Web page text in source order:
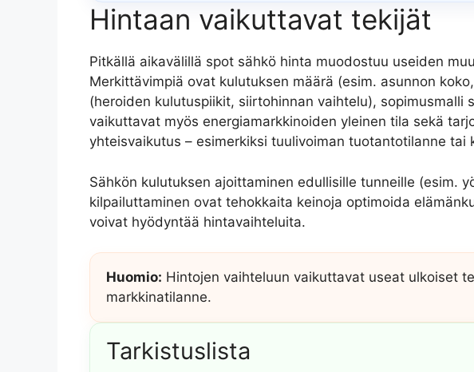
Hintaan vaikuttavat tekijät
Pitkällä aikavälillä spot sähkö hinta muodostuu useiden
Merkittävimpiä ovat kulutuksen määrä (esim. asunnon
(heroiden kulutuspiikit, siirtohinnan vaihtelu), sopimusmalli
vaikuttavat myös energiamarkkinoiden yleinen tila sekä
yhteisvaikutus – esimerkiksi tuulivoiman tuotantotilanne
Sähkön kulutuksen ajoittaminen edullisille tunneille (esim.
kilpailuttaminen ovat tehokkaita keinoja optimoida
voivat hyödyntää hintavaihteluita.
Huomio: Hintojen vaihteluun vaikuttavat useat ulkoiset
markkinatilanne.
Tarkistuslista